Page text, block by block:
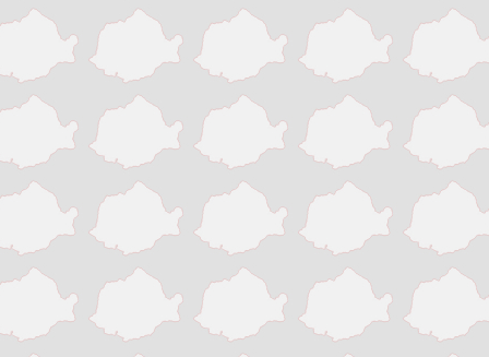
Sighisoara
Sinaia
Slatina
Suceava
Targu Jiu
Targu Mures